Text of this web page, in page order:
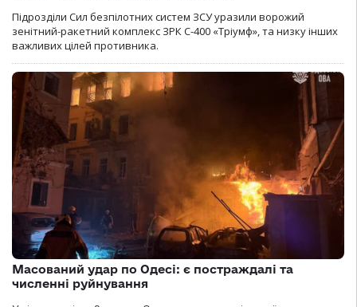
Підрозділи Сил безпілотних систем ЗСУ уразили ворожий
зенітний-ракетний комплекс ЗРК С-400 «Тріумф», та низку інших
важливих цілей противника.
Масований удар по Одесі: є постраждалі та
численні руйнування